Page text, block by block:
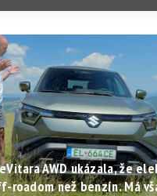
AWD ukázala, že
roadom než benzín. Má